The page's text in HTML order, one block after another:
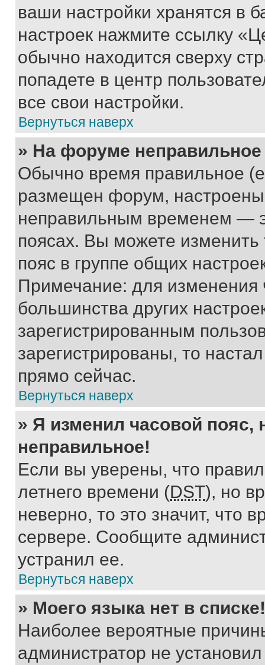
ваши настройки хранятся в
настроек нажмите ссылку
обычно находится сверху
попадете в центр
все свои настройки.
Вернуться наверх
» На форуме
Обычно время правильное
размещен форум, настроены
неправильным временем —
поясах. Вы можете изменить
пояс в группе общих
Примечание: для изменения
большинства других
зарегистрированным
зарегистрированы, то
прямо сейчас.
Вернуться наверх
» Я изменил часовой пояс,
неправильное!
Если вы уверены, что
летнего времени (DST), но
неверно, то это значит, что
сервере. Сообщите
устранил ее.
Вернуться наверх
» Моего языка нет в списке!
Наиболее вероятные
администратор не